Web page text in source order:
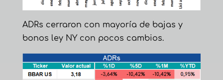
ADRs cerraron con mayoría de bajas y
bonos ley NY con pocos cambios.